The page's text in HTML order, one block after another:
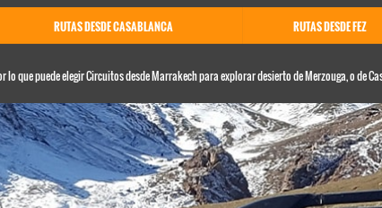
RUTAS DESDE CASABLANCA RUTAS DESDE FEZ
que puede elegir Circuitos desde Marrakech para explorar desierto de Merzouga, o de